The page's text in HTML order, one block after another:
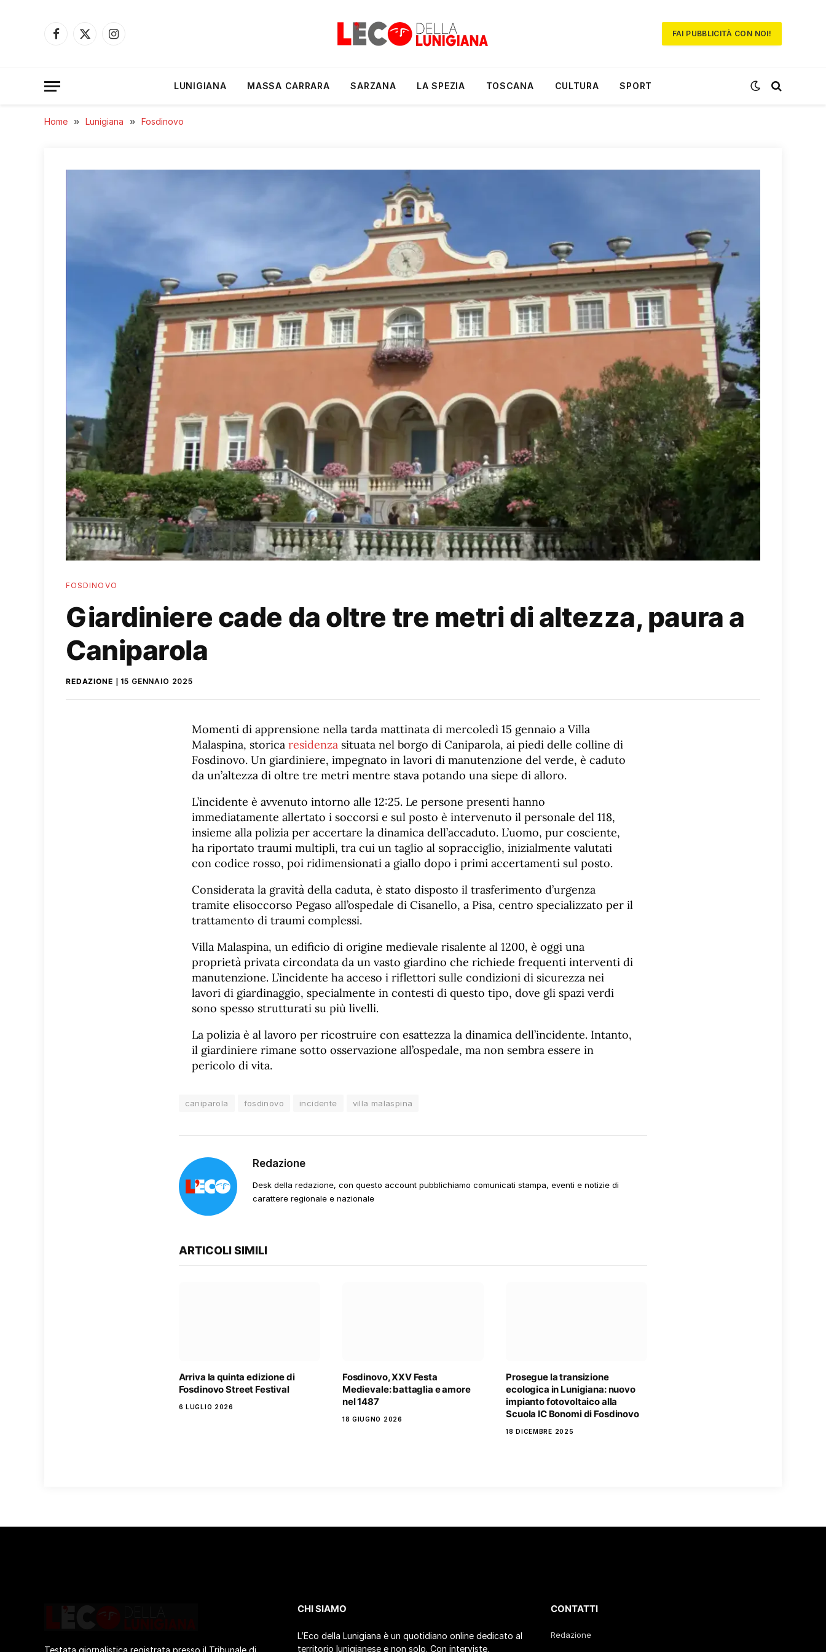
Facebook
X
Instagram
FAI PUBBLICITÀ CON NOI!
LUNIGIANA MASSA CARRARA SARZANA LA SPEZIA TOSCANA CULTURA SPORT
Home » Lunigiana » Fosdinovo
FOSDINOVO
Giardiniere cade da oltre tre metri di altezza, paura a
Caniparola
REDAZIONE 15 GENNAIO 2025
Momenti di apprensione nella tarda mattinata di mercoledì 15 gennaio a Villa
Malaspina, storica residenza situata nel borgo di Caniparola, ai piedi delle colline di
Fosdinovo. Un giardiniere, impegnato in lavori di manutenzione del verde, è caduto
da un’altezza di oltre tre metri mentre stava potando una siepe di alloro.
L’incidente è avvenuto intorno alle 12:25. Le persone presenti hanno
immediatamente allertato i soccorsi e sul posto è intervenuto il personale del 118,
insieme alla polizia per accertare la dinamica dell’accaduto. L’uomo, pur cosciente,
ha riportato traumi multipli, tra cui un taglio al sopracciglio, inizialmente valutati
con codice rosso, poi ridimensionati a giallo dopo i primi accertamenti sul posto.
Considerata la gravità della caduta, è stato disposto il trasferimento d’urgenza
tramite elisoccorso Pegaso all’ospedale di Cisanello, a Pisa, centro specializzato per il
trattamento di traumi complessi.
Villa Malaspina, un edificio di origine medievale risalente al 1200, è oggi una
proprietà privata circondata da un vasto giardino che richiede frequenti interventi di
manutenzione. L’incidente ha acceso i riflettori sulle condizioni di sicurezza nei
lavori di giardinaggio, specialmente in contesti di questo tipo, dove gli spazi verdi
sono spesso strutturati su più livelli.
La polizia è al lavoro per ricostruire con esattezza la dinamica dell’incidente. Intanto,
il giardiniere rimane sotto osservazione all’ospedale, ma non sembra essere in
pericolo di vita.
caniparola fosdinovo incidente villa malaspina
Redazione
Desk della redazione, con questo account pubblichiamo comunicati stampa, eventi e notizie di
carattere regionale e nazionale
ARTICOLI SIMILI
Arriva la quinta edizione di
Fosdinovo Street Festival
6 LUGLIO 2026
Fosdinovo, XXV Festa
Medievale: battaglia e amore
nel 1487
18 GIUGNO 2026
Prosegue la transizione
ecologica in Lunigiana: nuovo
impianto fotovoltaico alla
Scuola IC Bonomi di Fosdinovo
18 DICEMBRE 2025
CHI SIAMO
L’Eco della Lunigiana è un quotidiano online dedicato al
territorio lunigianese e non solo. Con interviste,
CONTATTI
Redazione